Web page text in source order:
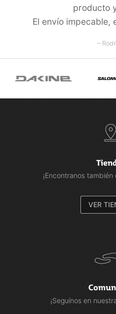
producto
El enví­o impecable,
–
¡Encontranos
VER
¡Seguínos en